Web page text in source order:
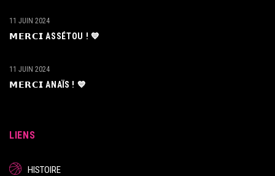
𝗠𝗘𝗥𝗖𝗜 ASSÉTOU ! 💙
11 JUIN 2024
𝗠𝗘𝗥𝗖𝗜 ANAÏS ! 💙
11 JUIN 2024
LIENS
HISTOIRE